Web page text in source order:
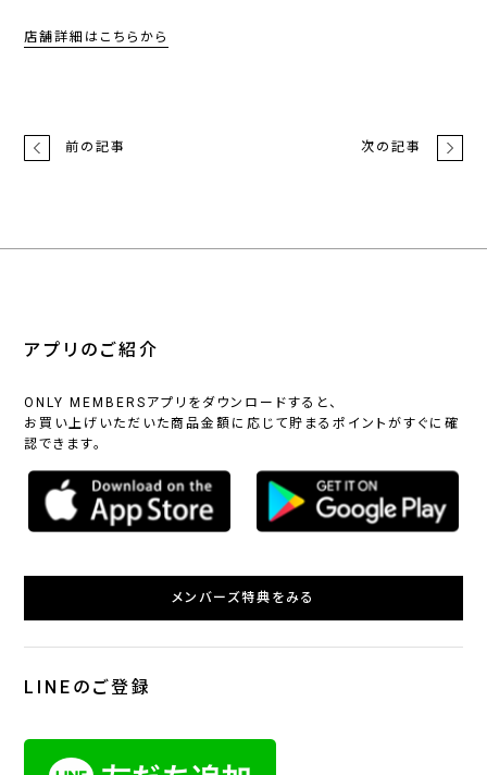
店舗詳細はこちらから
前の記事 次の記事
アプリのご紹介
ONLY MEMBERSアプリをダウンロードすると、
お買い上げいただいた商品金額に応じて貯まるポイントがすぐに確
認できます。
メンバーズ特典をみる
LINEのご登録